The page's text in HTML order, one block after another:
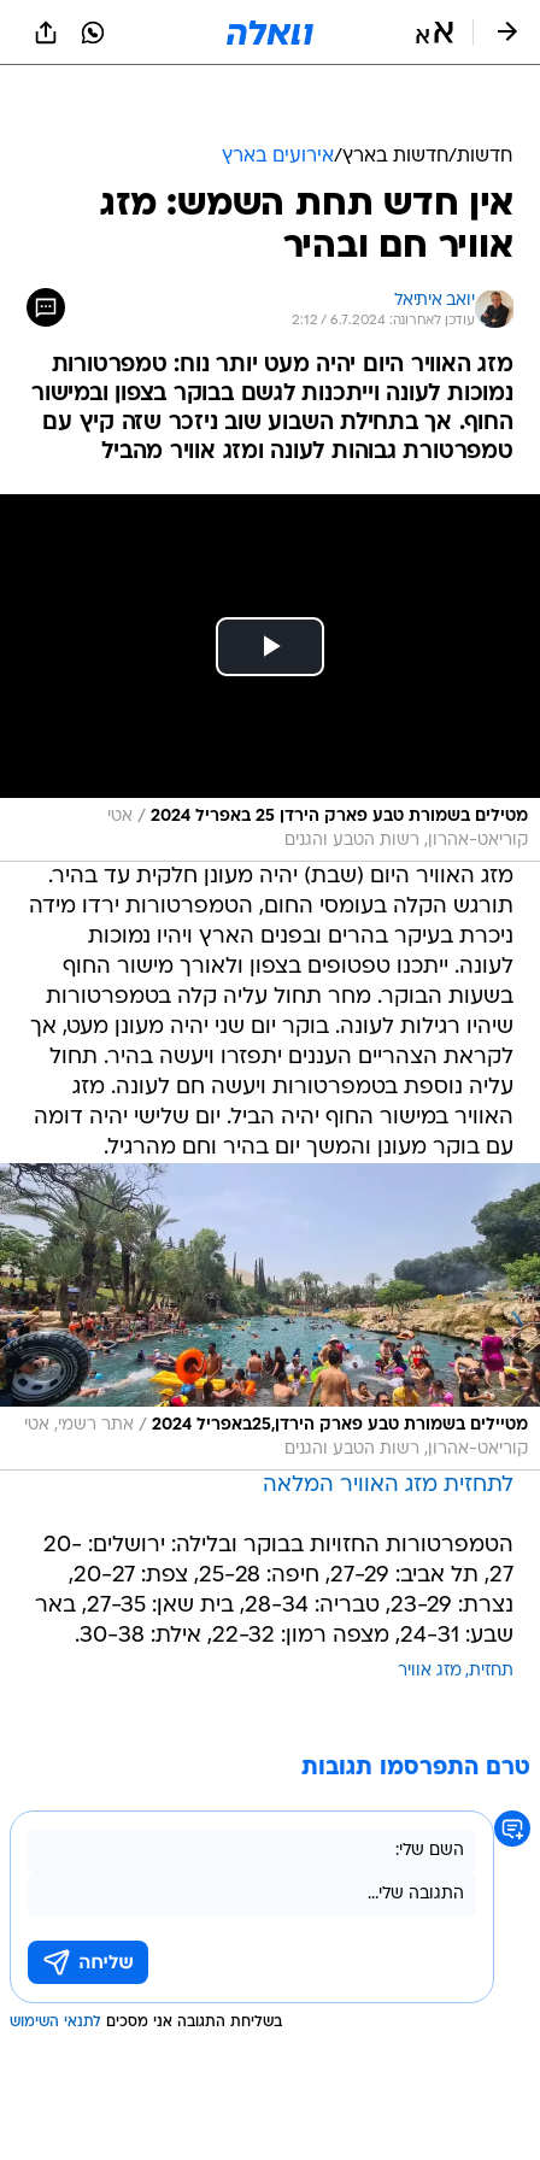
חדשות/חדשות בארץ/אירועים בארץ
אין חדש תחת השמש: מזג
אוויר חם ובהיר
יואב איתיאל
עודכן לאחרונה: 6.7.2024 / 2:12
מזג האוויר היום יהיה מעט יותר נוח: טמפרטורות
נמוכות לעונה וייתכנות לגשם בבוקר בצפון ובמישור
החוף. אך בתחילת השבוע שוב ניזכר שזה קיץ עם
טמפרטורת גבוהות לעונה ומזג אוויר מהביל
מטילים בשמורת טבע פארק הירדן 25 באפריל 2024 / אטי
קוריאט-אהרון, רשות הטבע והגנים
מזג האוויר היום (שבת) יהיה מעונן חלקית עד בהיר.
תורגש הקלה בעומסי החום, הטמפרטורות ירדו מידה
ניכרת בעיקר בהרים ובפנים הארץ ויהיו נמוכות
לעונה. ייתכנו טפטופים בצפון ולאורך מישור החוף
בשעות הבוקר. מחר תחול עליה קלה בטמפרטורות
שיהיו רגילות לעונה. בוקר יום שני יהיה מעונן מעט, אך
לקראת הצהריים העננים יתפזרו ויעשה בהיר. תחול
עליה נוספת בטמפרטורות ויעשה חם לעונה. מזג
האוויר במישור החוף יהיה הביל. יום שלישי יהיה דומה
עם בוקר מעונן והמשך יום בהיר וחם מהרגיל.
מטיילים בשמורת טבע פארק הירדן,25באפריל 2024 / אתר רשמי, אטי
קוריאט-אהרון, רשות הטבע והגנים
לתחזית מזג האוויר המלאה
הטמפרטורות החזויות בבוקר ובלילה: ירושלים: 20-
27, תל אביב: 27-29, חיפה: 25-28, צפת: 20-27,
נצרת: 23-29, טבריה: 28-34, בית שאן: 27-35, באר
שבע: 24-31, מצפה רמון: 22-32, אילת: 30-38.
תחזית מזג אוויר
טרם התפרסמו תגובות
בשליחת התגובה אני מסכים לתנאי השימוש